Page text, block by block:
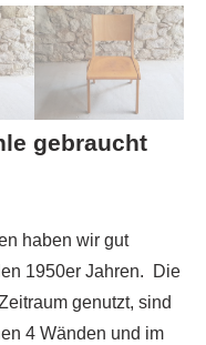
gebraucht
haben wir gut
1950er Jahren. Die
genutzt, sind
4 Wänden und im